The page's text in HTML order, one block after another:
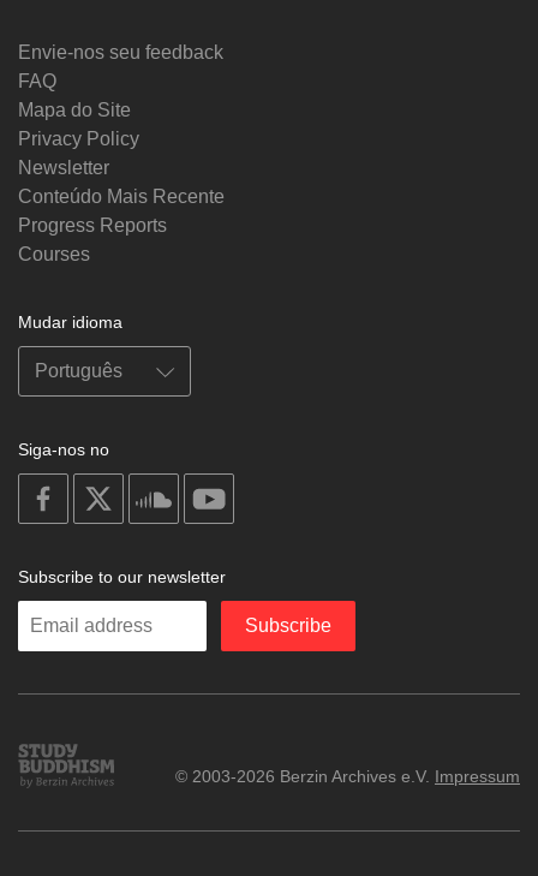
Envie-nos seu feedback
FAQ
Mapa do Site
Privacy Policy
Newsletter
Conteúdo Mais Recente
Progress Reports
Courses
Mudar idioma
Siga-nos no
on
facebook
soundcloud
Subscribe to our newsletter
Enter
Subscribe
Study
Buddhism
© 2003-2026 Berzin Archives e.V. Impressum